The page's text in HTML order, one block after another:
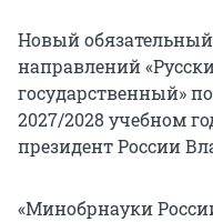
Новый обязательный
направлений
государственный»
2027/2028 учебном
президент России
«Минобрнауки